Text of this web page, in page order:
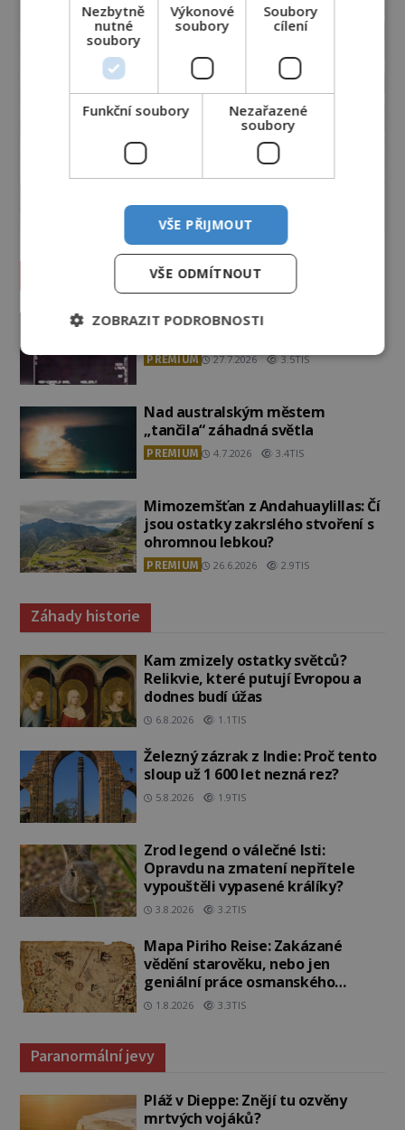
Vesmír a technologie
Podivné události roku 2023: Jsou
PREMIUM 27.7.2026 3.5TIS
Nad australským městem
„tančila“ záhadná světla
PREMIUM 4.7.2026 3.4TIS
Mimozemšťan z Andahuaylillas: Čí
jsou ostatky zakrslého stvoření s
ohromnou lebkou?
PREMIUM 26.6.2026 2.9TIS
Záhady historie
Kam zmizely ostatky světců?
Relikvie, které putují Evropou a
dodnes budí úžas
6.8.2026 1.1TIS
Železný zázrak z Indie: Proč tento
sloup už 1 600 let nezná rez?
5.8.2026 1.9TIS
Zrod legend o válečné lsti:
Opravdu na zmatení nepřítele
vypouštěli vypasené králíky?
3.8.2026 3.2TIS
Mapa Piriho Reise: Zakázané
vědění starověku, nebo jen
geniální práce osmanského
admirála?
1.8.2026 3.3TIS
Paranormální jevy
Pláž v Dieppe: Znějí tu ozvěny
mrtvých vojáků?
Nezbytně
nutné
soubory
Výkonové
soubory
Soubory
cílení
Funkční soubory
Nezařazené
soubory
VŠE PŘIJMOUT
VŠE ODMÍTNOUT
ZOBRAZIT PODROBNOSTI